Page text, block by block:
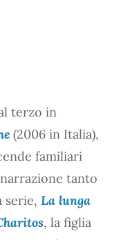
terzo in
(2006 in Italia),
familiari
tanto
serie, La lunga
, la figlia